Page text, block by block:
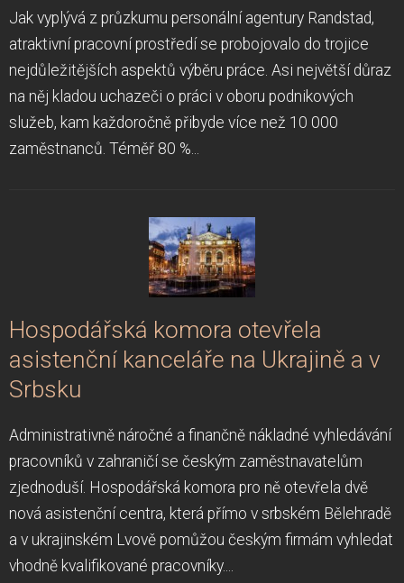
Jak vyplývá z průzkumu personální agentury Randstad,
atraktivní pracovní prostředí se probojovalo do trojice
nejdůležitějších aspektů výběru práce. Asi největší důraz
na něj kladou uchazeči o práci v oboru podnikových
služeb, kam každoročně přibyde více než 10 000
zaměstnanců. Téměř 80 %...
Hospodářská komora otevřela
asistenční kanceláře na Ukrajině a v
Srbsku
Administrativně náročné a finančně nákladné vyhledávání
pracovníků v zahraničí se českým zaměstnavatelům
zjednoduší. Hospodářská komora pro ně otevřela dvě
nová asistenční centra, která přímo v srbském Bělehradě
a v ukrajinském Lvově pomůžou českým firmám vyhledat
vhodně kvalifikované pracovníky....